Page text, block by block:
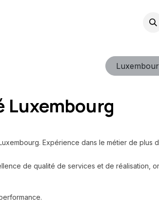
Luxembourg
Expérience dans le métier de plus
de qualité de services et de réalisation,